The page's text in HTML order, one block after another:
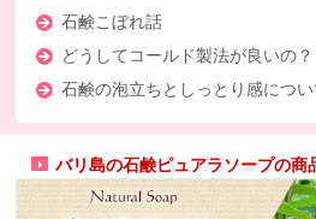
石鹸こぼれ話
どうしてコールド製法が良いの？
石鹸の泡立ちとしっとり感につい
バリ島の石鹸ピュアラソープの商